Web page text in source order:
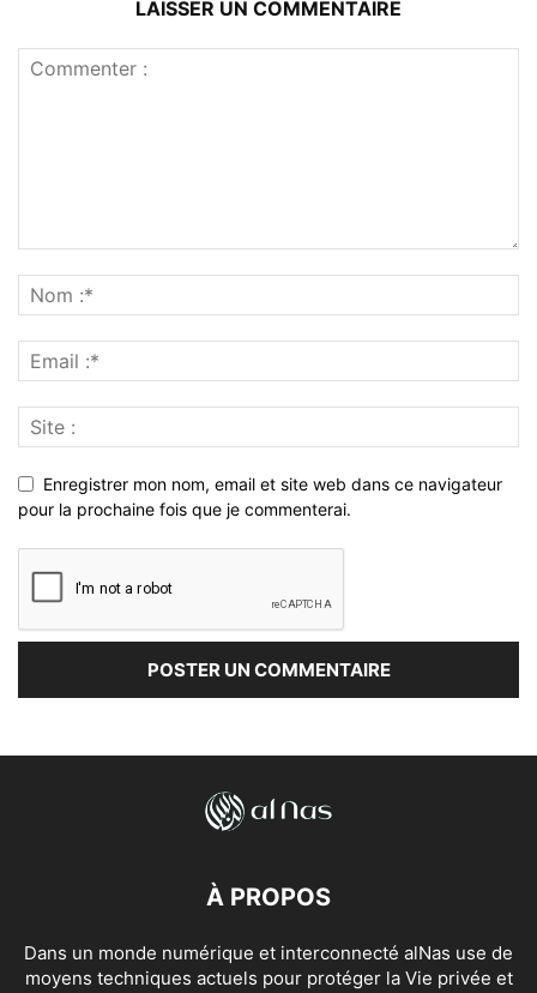
LAISSER UN COMMENTAIRE
Enregistrer mon nom, email et site web dans ce navigateur
pour la prochaine fois que je commenterai.
À PROPOS
Dans un monde numérique et interconnecté alNas use de
moyens techniques actuels pour protéger la Vie privée et